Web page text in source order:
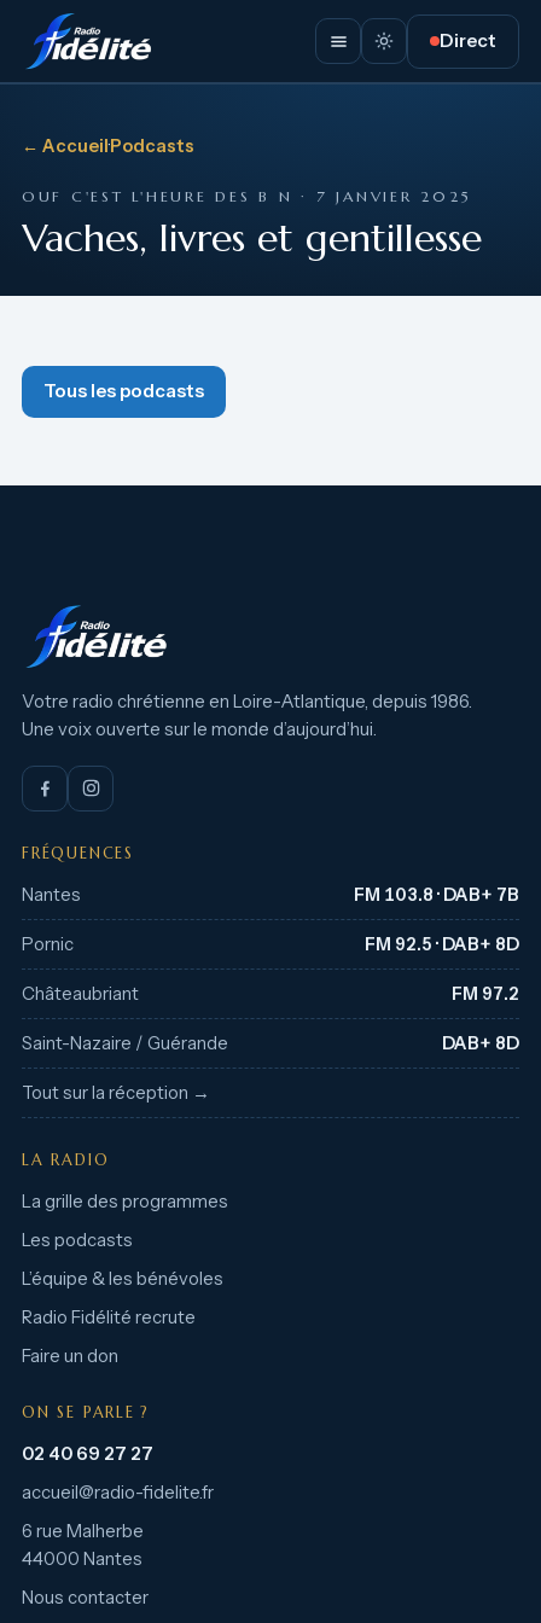
Direct
← Accueil·Podcasts
OUF C'EST L'HEURE DES B N · 7 JANVIER 2025
Vaches, livres et gentillesse
Tous les podcasts
Votre radio chrétienne en Loire-Atlantique, depuis 1986.
Une voix ouverte sur le monde d’aujourd’hui.
FRÉQUENCES
Nantes FM 103.8 · DAB+ 7B
Pornic FM 92.5 · DAB+ 8D
Châteaubriant FM 97.2
Saint-Nazaire / Guérande DAB+ 8D
Tout sur la réception →
LA RADIO
La grille des programmes
Les podcasts
L’équipe & les bénévoles
Radio Fidélité recrute
Faire un don
ON SE PARLE ?
02 40 69 27 27
accueil@radio-fidelite.fr
6 rue Malherbe
44000 Nantes
Nous contacter